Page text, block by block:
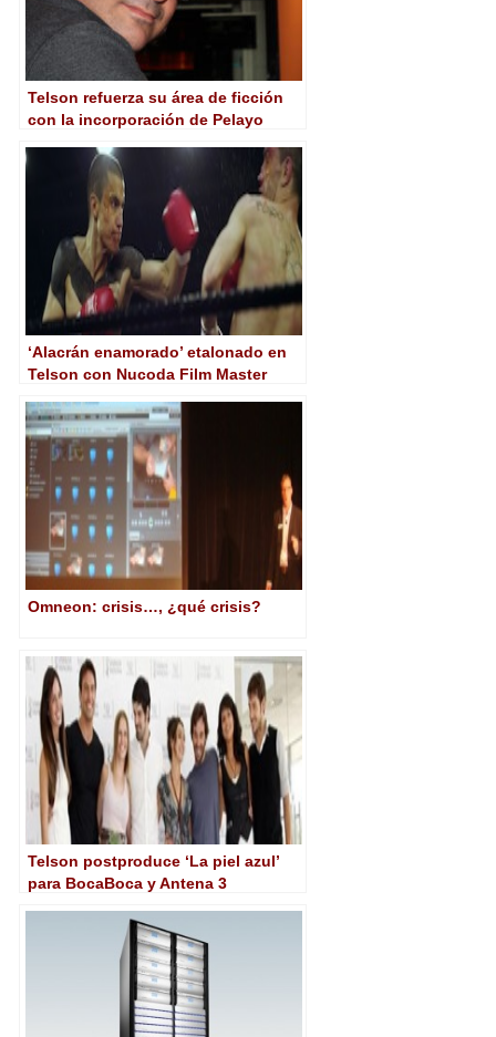
Telson refuerza su área de ficción
con la incorporación de Pelayo
‘Alacrán enamorado’ etalonado en
Telson con Nucoda Film Master
Omneon: crisis…, ¿qué crisis?
Telson postproduce ‘La piel azul’
para BocaBoca y Antena 3